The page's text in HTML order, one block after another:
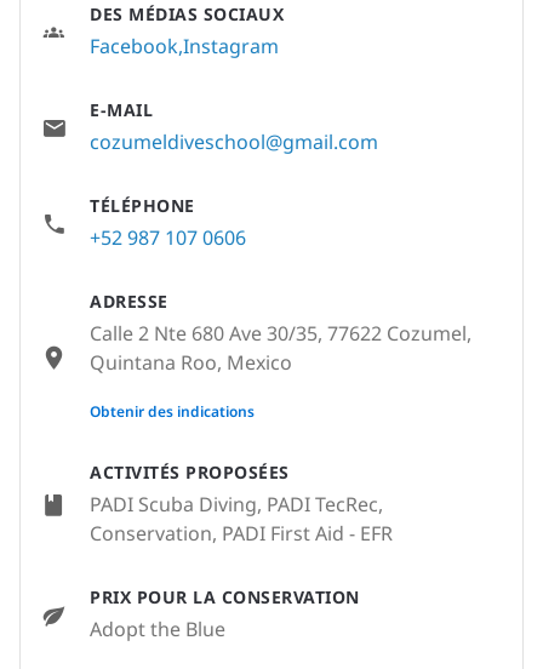
ACTIVITÉS PROPOSÉES
PADI Scuba Diving, PADI TecRec,
Conservation, PADI First Aid - EFR
PRIX POUR LA CONSERVATION
Adopt the Blue
DES MÉDIAS SOCIAUX
FacebookInstagram
E-MAIL
cozumeldiveschool@gmail.com
TÉLÉPHONE
+52 987 107 0606
ADRESSE
Calle 2 Nte 680 Ave 30/35, 77622 Cozumel,
Quintana Roo, Mexico
None
Obtenir des indications